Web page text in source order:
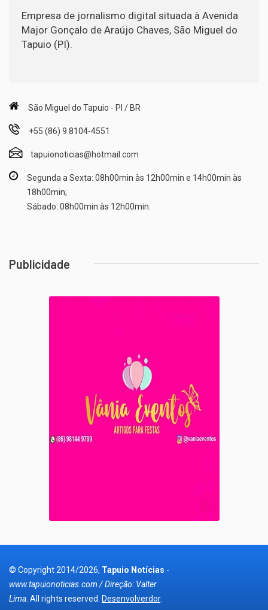
Empresa de jornalismo digital situada à Avenida
Major Gonçalo de Araújo Chaves, São Miguel do
Tapuio (PI).
São Miguel do Tapuio - PI / BR
+55 (86) 9.8104-4551
tapuionoticias@hotmail.com
Segunda a Sexta: 08h00min às 12h00min e 14h00min às
18h00min;
Sábado: 08h00min às 12h00min.
Publicidade
© Copyright 2014/2026, Tapuio Notícias -
www.tapuionoticias.com / Direção: Valter
Lima . All rights reserved. Desenvolverdor.